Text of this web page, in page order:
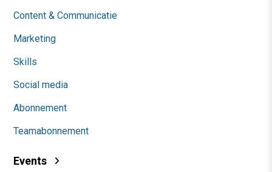
Content & Communicatie
Marketing
Skills
Social media
Abonnement
Teamabonnement
Events